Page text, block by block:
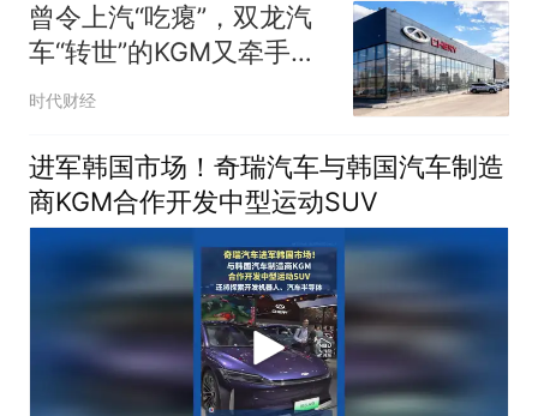
曾令上汽“吃瘪”，双龙汽
车“转世”的KGM又牵手中
国车企，奇瑞全球化如何
时代财经
进军韩国市场！奇瑞汽车与韩国汽车制造
商KGM合作开发中型运动SUV